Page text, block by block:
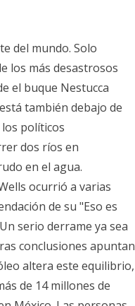
del mundo. Solo
los más desastrosos
el buque Nestucca
también debajo de
políticos
dos ríos en
en el agua.
ocurrió a varias
de su "Eso es
serio derrame ya sea
conclusiones apuntan
altera este equilibrio,
de 14 millones de